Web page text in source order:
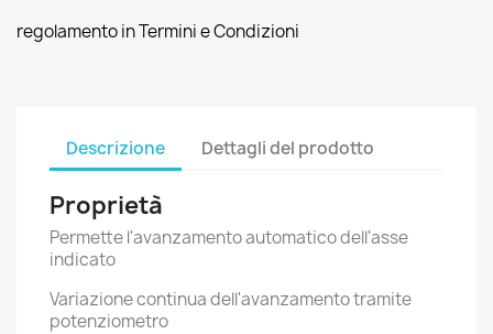
regolamento in Termini e Condizioni
Descrizione Dettagli del prodotto
Proprietà
Permette l'avanzamento automatico dell'asse
indicato
Variazione continua dell'avanzamento tramite
potenziometro